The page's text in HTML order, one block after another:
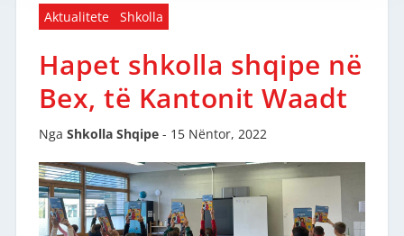
Aktualitete Shkolla
Hapet shkolla shqipe në
Bex, të Kantonit Waadt
Nga Shkolla Shqipe- 15 Nëntor, 2022